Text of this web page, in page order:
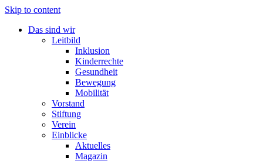
Skip to content
Das sind wir
Leitbild
Inklusion
Kinderrechte
Gesundheit
Bewegung
Mobilität
Vorstand
Stiftung
Verein
Einblicke
Aktuelles
Magazin